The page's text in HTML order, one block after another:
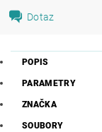
Dotaz
POPIS
PARAMETRY
ZNAČKA
SOUBORY